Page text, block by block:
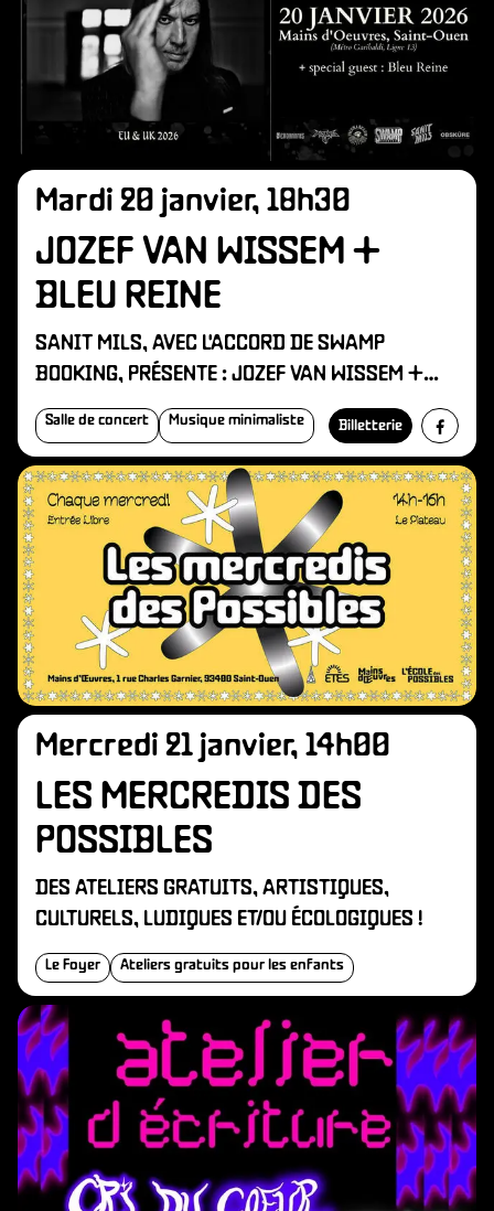
Mardi 20 janvier, 18h30
JOZEF VAN WISSEM +
BLEU REINE
SANIT MILS, AVEC L'ACCORD DE SWAMP
BOOKING, PRÉSENTE : JOZEF VAN WISSEM +
BLEU REINE
Salle de concert Musique minimaliste Billetterie
Mercredi 21 janvier, 14h00
LES MERCREDIS DES
POSSIBLES
DES ATELIERS GRATUITS, ARTISTIQUES,
CULTURELS, LUDIQUES ET/OU ÉCOLOGIQUES !
Le Foyer Ateliers gratuits pour les enfants